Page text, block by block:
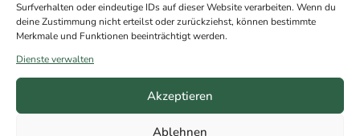
Surfverhalten oder eindeutige IDs auf dieser Website verarbeiten. Wenn du
deine Zustimmung nicht erteilst oder zurückziehst, können bestimmte
Merkmale und Funktionen beeinträchtigt werden.
Dienste verwalten
Akzeptieren
Ablehnen
Impressum
Haftung
Datenschutz